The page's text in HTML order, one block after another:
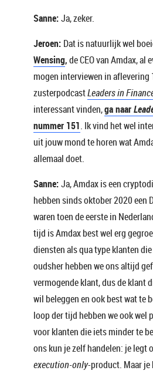
Sanne:Ja, zeker.
Jeroen: Dat is natuurlijk wel
Wensing,de CEO van Amdax, al
mogen interviewen in aflevering
zusterpodcastLeaders in
interessant vinden,ga naar
nummer 151. Ik vind het wel
uit jouw mond te horen wat
allemaal doet.
Sanne:Ja, Amdax is een
hebben sinds oktober 2020 een
waren toen de eerste in
tijd is Amdax best wel erg
diensten als qua type klanten
oudsher hebben we ons altijd
vermogende klant, dus de klant
wil beleggen en ook best wat te
loop der tijd hebben we ook wel
voor klanten die iets minder te
ons kun je zelf handelen: je legt
execution-only-product. Maar je